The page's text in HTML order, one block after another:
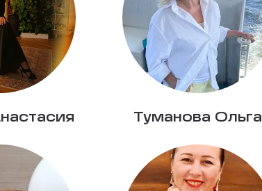
Туманова Ольга